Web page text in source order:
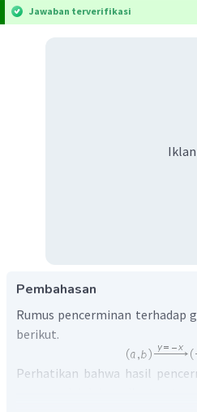
Jawaban terverifikasi
Iklan
Pembahasan
Rumus pencerminan terhadap
berikut.
Perhatikan bahwa hasil